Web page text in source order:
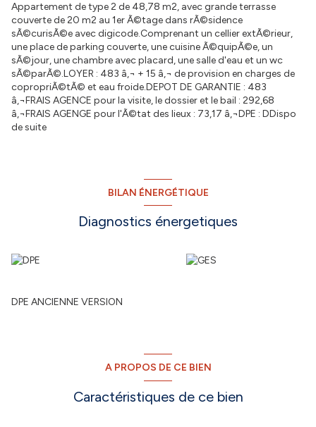
Appartement de type 2 de 48,78 m2, avec grande terrasse
couverte de 20 m2 au 1er Ã©tage dans rÃ©sidence
sÃ©curisÃ©e avec digicode.Comprenant un cellier extÃ©rieur,
une place de parking couverte, une cuisine Ã©quipÃ©e, un
sÃ©jour, une chambre avec placard, une salle d'eau et un wc
sÃ©parÃ©.LOYER : 483 â‚¬ + 15 â‚¬ de provision en charges de
copropriÃ©tÃ© et eau froide.DEPOT DE GARANTIE : 483
â‚¬FRAIS AGENCE pour la visite, le dossier et le bail : 292,68
â‚¬FRAIS AGENGE pour l'Ã©tat des lieux : 73,17 â‚¬DPE : DDispo
de suite
BILAN ÉNERGÉTIQUE
Diagnostics énergetiques
DPE ANCIENNE VERSION
A PROPOS DE CE BIEN
Caractéristiques de ce bien